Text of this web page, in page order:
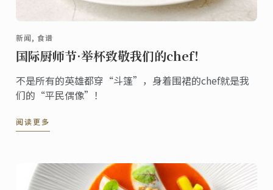
新闻, 食谱
国际厨师节·举杯致敬我们的chef！
不是所有的英雄都穿“斗篷”，身着围裙的chef就是我
们的“平民偶像”！
阅读更多